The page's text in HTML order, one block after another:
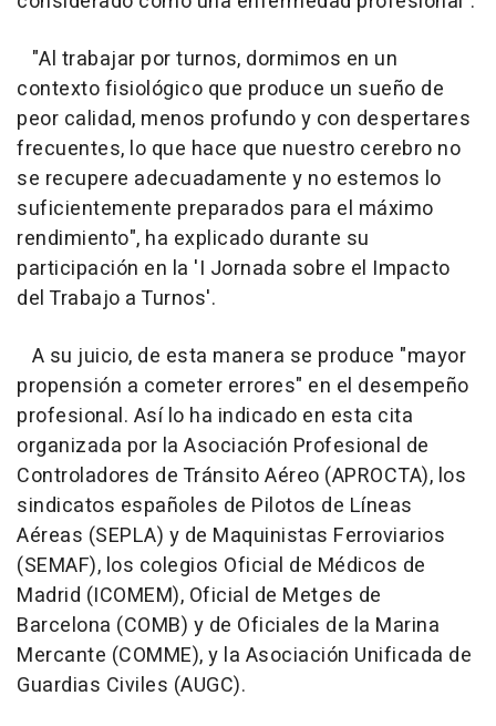
"Al trabajar por turnos, dormimos en un
contexto fisiológico que produce un sueño de
peor calidad, menos profundo y con despertares
frecuentes, lo que hace que nuestro cerebro no
se recupere adecuadamente y no estemos lo
suficientemente preparados para el máximo
rendimiento", ha explicado durante su
participación en la 'I Jornada sobre el Impacto
del Trabajo a Turnos'.
A su juicio, de esta manera se produce "mayor
propensión a cometer errores" en el desempeño
profesional. Así lo ha indicado en esta cita
organizada por la Asociación Profesional de
Controladores de Tránsito Aéreo (APROCTA), los
sindicatos españoles de Pilotos de Líneas
Aéreas (SEPLA) y de Maquinistas Ferroviarios
(SEMAF), los colegios Oficial de Médicos de
Madrid (ICOMEM), Oficial de Metges de
Barcelona (COMB) y de Oficiales de la Marina
Mercante (COMME), y la Asociación Unificada de
Guardias Civiles (AUGC).